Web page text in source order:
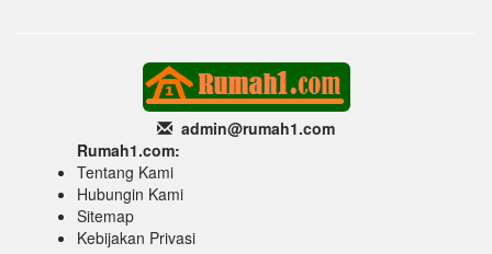
admin@rumah1.com
Rumah1.com:
Tentang Kami
Hubungin Kami
Sitemap
Kebijakan Privasi